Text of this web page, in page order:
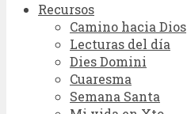
Recursos
Camino hacia Dios
Lecturas del día
Dies Domini
Cuaresma
Semana Santa